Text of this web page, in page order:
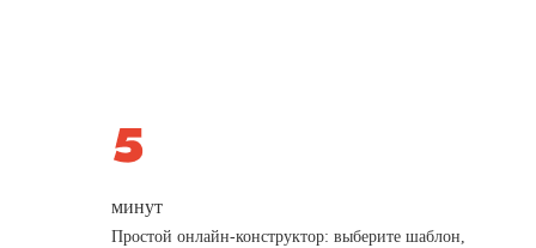
минут
Простой онлайн-конструктор: выберите шаблон,